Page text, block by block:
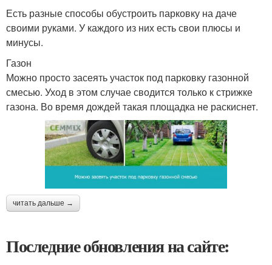
Есть разные способы обустроить парковку на даче
своими руками. У каждого из них есть свои плюсы и
минусы.
Газон
Можно просто засеять участок под парковку газонной
смесью. Уход в этом случае сводится только к стрижке
газона. Во время дождей такая площадка не раскиснет.
читать дальше →
Последние обновления на сайте: